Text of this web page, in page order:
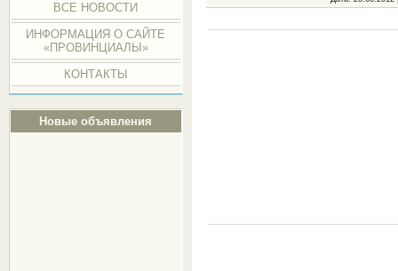
ВСЕ НОВОСТИ
ИНФОРМАЦИЯ О САЙТЕ
«ПРОВИНЦИАЛЫ»
КОНТАКТЫ
Новые объявления